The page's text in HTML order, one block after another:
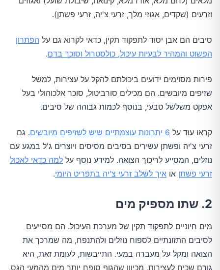
וזרעים (שקדים, אגוזי מלך, זרעי צ'יה, זרעי פשתן).
סיבים הם אבן יסוד לתפקוד תקין, כדאי לקרוא גם על הפתרון
הפשוט והמהיר לבעיות עיכול, כולסטרול וסוכר בדם.
פירות מסוימים ידועים ביכולתם להקל על עצירות, למשל
שזיפים מיובשים. הם מכילים סורביטול, סוכר אלכוהולי בעל
אפקט משלשל טבעי, בנוסף לכמות גבוהה של סיבים.
קראו עוד על 6 יתרונות עוצמתיים שיש לשזיפים מיובשים
. גם
זרעי צ'יה ופשתן עשירים בסיבים מסיסים ויוצרים ג'ל במגע עם
נוזלים, המסייע לריכוך הצואה. למידע נוסף על למה כדאי לאכול
זרעי פשתן או איך לשלב זרעי צ'יה בתפריט היומי.
2. שתו מספיק מים
מים חיוניים לתפקוד תקין של מערכת העיכול. הם מסייעים
לסיבים התזונתיים לספוח נוזלים ולהתנפח, מה שמרכך את
הצואה ומקל על מעברה במעי. התייבשות, לעומת זאת, היא
גורם שכיח לעצירות, מכיוון שהגוף סופח יותר מים מהמעי הגס,